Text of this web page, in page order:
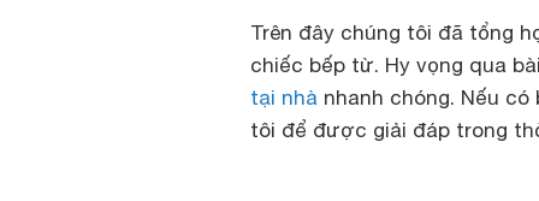
Trên đây chúng tôi đã tổng
chiếc bếp từ. Hy vọng qua
tại nhà nhanh chóng. Nếu
tôi để được giải đáp trong